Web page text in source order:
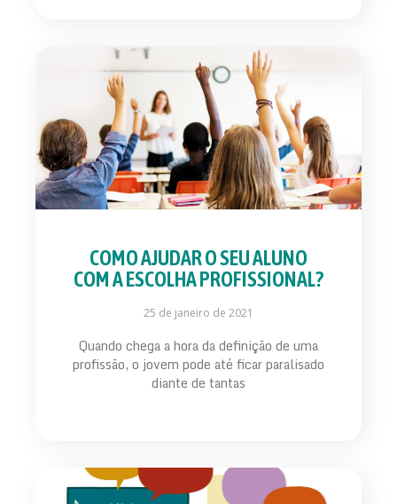
COMO AJUDAR O SEU ALUNO
COM A ESCOLHA PROFISSIONAL?
25 de janeiro de 2021
Quando chega a hora da definição de uma
profissão, o jovem pode até ficar paralisado
diante de tantas